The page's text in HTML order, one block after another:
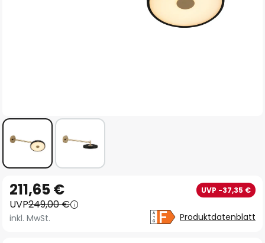
Anfang
der
Bildgalerie
211,65 € UVP -37,35 €
UVP249,00 €
inkl. MwSt. Produktdatenblatt